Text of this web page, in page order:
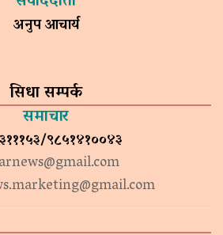
अनुप आचार्य
सिधा सम्पर्क
समाचार
९८५१४१००४३